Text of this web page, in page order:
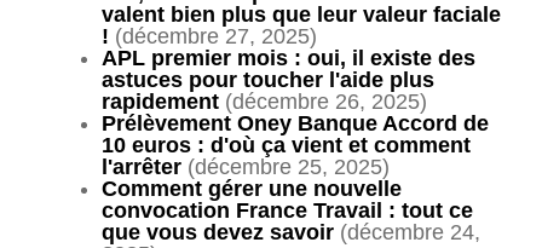
valent bien plus que leur valeur faciale
! (décembre 27, 2025)
APL premier mois : oui, il existe des
astuces pour toucher l'aide plus
rapidement (décembre 26, 2025)
Prélèvement Oney Banque Accord de
10 euros : d'où ça vient et comment
l'arrêter (décembre 25, 2025)
Comment gérer une nouvelle
convocation France Travail : tout ce
que vous devez savoir (décembre 24,